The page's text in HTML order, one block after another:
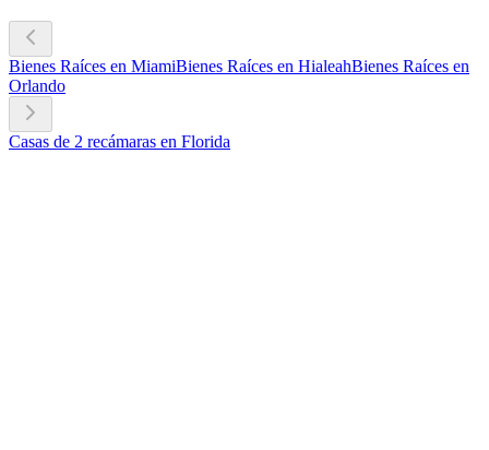
Bienes Raíces en MiamiBienes Raíces en HialeahBienes Raíces en
Orlando
Casas de 2 recámaras en Florida